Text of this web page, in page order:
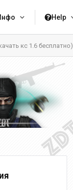
Help
кс 1.6 бесплатно)